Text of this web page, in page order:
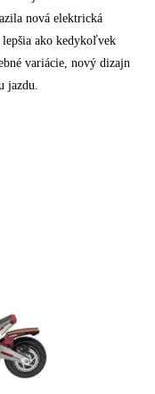
nová elektrická
ako kedykoľvek
variácie, nový dizajn
jazdu.